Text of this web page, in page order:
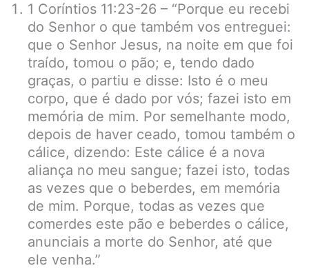
1 Coríntios 11:23-26 – “Porque eu recebi
do Senhor o que também vos entreguei:
que o Senhor Jesus, na noite em que foi
traído, tomou o pão; e, tendo dado
graças, o partiu e disse: Isto é o meu
corpo, que é dado por vós; fazei isto em
memória de mim. Por semelhante modo,
depois de haver ceado, tomou também o
cálice, dizendo: Este cálice é a nova
aliança no meu sangue; fazei isto, todas
as vezes que o beberdes, em memória
de mim. Porque, todas as vezes que
comerdes este pão e beberdes o cálice,
anunciais a morte do Senhor, até que
ele venha.”